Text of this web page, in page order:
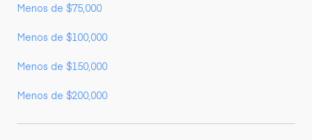
Menos de $75,000
Menos de $100,000
Menos de $150,000
Menos de $200,000